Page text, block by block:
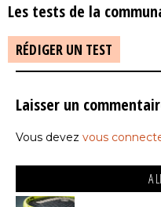
Les tests de la
RÉDIGER UN TEST
Laisser un
Vous devez vous
A